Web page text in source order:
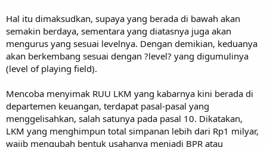
Hal itu dimaksudkan, supaya yang berada di bawah akan
semakin berdaya, sementara yang diatasnya juga akan
mengurus yang sesuai levelnya. Dengan demikian, keduanya
akan berkembang sesuai dengan ?level? yang digumulinya
(level of playing field).
Mencoba menyimak RUU LKM yang kabarnya kini berada di
departemen keuangan, terdapat pasal-pasal yang
menggelisahkan, salah satunya pada pasal 10. Dikatakan,
LKM yang menghimpun total simpanan lebih dari Rp1 milyar,
wajib mengubah bentuk usahanya menjadi BPR atau